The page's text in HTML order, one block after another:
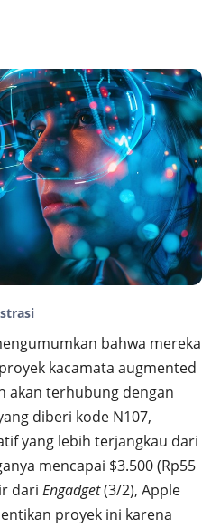
bahwa mereka
kacamata augmented
akan terhubung dengan
diberi kode N107,
yang lebih terjangkau dari
mencapai $3.500 (Rp55
dari Engadget(3/2), Apple
proyek ini karena